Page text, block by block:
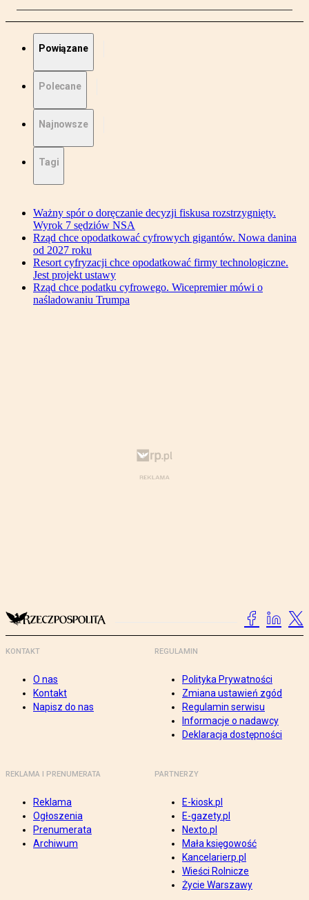
Powiązane
Polecane
Najnowsze
Tagi
Ważny spór o doręczanie decyzji fiskusa rozstrzygnięty.
Wyrok 7 sędziów NSA
Rząd chce opodatkować cyfrowych gigantów. Nowa danina
od 2027 roku
Resort cyfryzacji chce opodatkować firmy technologiczne.
Jest projekt ustawy
Rząd chce podatku cyfrowego. Wicepremier mówi o
naśladowaniu Trumpa
KONTAKT
O nas
Kontakt
Napisz do nas
REGULAMIN
Polityka Prywatności
Zmiana ustawień zgód
Regulamin serwisu
Informacje o nadawcy
Deklaracja dostępności
REKLAMA I PRENUMERATA
Reklama
Ogłoszenia
Prenumerata
Archiwum
PARTNERZY
E-kiosk.pl
E-gazety.pl
Nexto.pl
Mała księgowość
Kancelarierp.pl
Wieści Rolnicze
Życie Warszawy